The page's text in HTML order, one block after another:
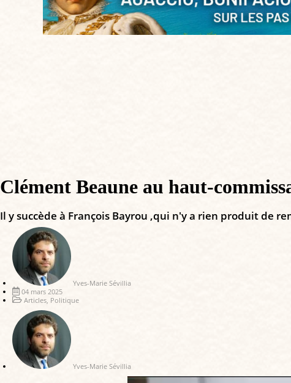
Clément Beaune au haut-
Il y succède à François Bayrou ,qui n'y a rien produit de
Yves-Marie Sévillia
04 mars 2025
Articles Politique
Yves-Marie Sévillia